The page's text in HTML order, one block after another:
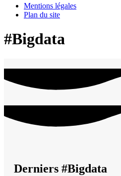
Mentions légales
Plan du site
#Bigdata
Derniers #Bigdata